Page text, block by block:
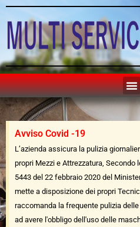
Avviso Covid -19
L’azienda assicura la pulizia
propri Mezzi e Attrezzatura, Secondo
5443 del 22 febbraio 2020 del
mette a disposizione dei propri
raccomanda la frequente pulizia
ad avere l'obbligo dell'uso delle